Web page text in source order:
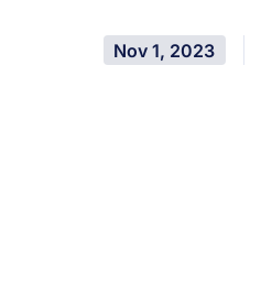
Nov 1, 2023